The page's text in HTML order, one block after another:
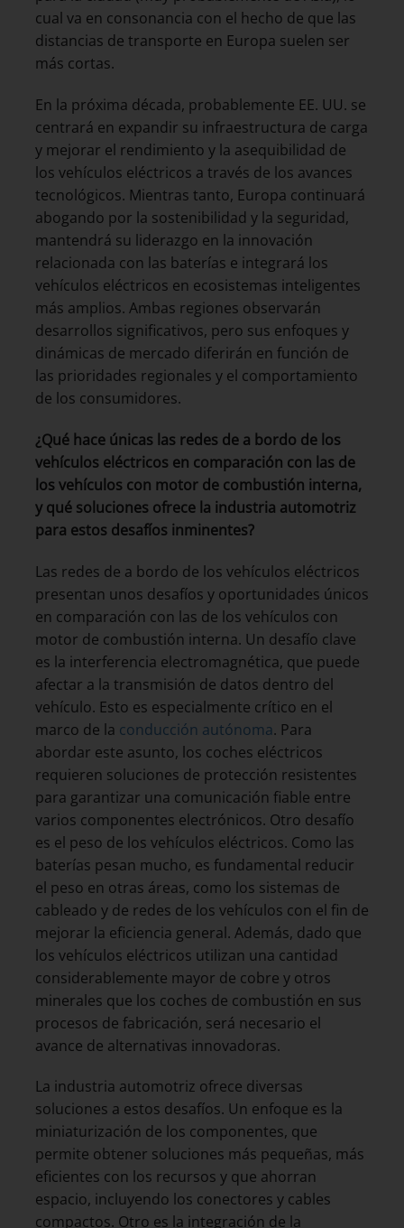
cual va en consonancia con el hecho de que las
distancias de transporte en Europa suelen ser
más cortas.
En la próxima década, probablemente EE. UU. se
centrará en expandir su infraestructura de carga
y mejorar el rendimiento y la asequibilidad de
los vehículos eléctricos a través de los avances
tecnológicos. Mientras tanto, Europa continuará
abogando por la sostenibilidad y la seguridad,
mantendrá su liderazgo en la innovación
relacionada con las baterías e integrará los
vehículos eléctricos en ecosistemas inteligentes
más amplios. Ambas regiones observarán
desarrollos significativos, pero sus enfoques y
dinámicas de mercado diferirán en función de
las prioridades regionales y el comportamiento
de los consumidores.
¿Qué hace únicas las redes de a bordo de los
vehículos eléctricos en comparación con las de
los vehículos con motor de combustión interna,
y qué soluciones ofrece la industria automotriz
para estos desafíos inminentes?
Las redes de a bordo de los vehículos eléctricos
presentan unos desafíos y oportunidades únicos
en comparación con las de los vehículos con
motor de combustión interna. Un desafío clave
es la interferencia electromagnética, que puede
afectar a la transmisión de datos dentro del
vehículo. Esto es especialmente crítico en el
marco de la conducción autónoma. Para
abordar este asunto, los coches eléctricos
requieren soluciones de protección resistentes
para garantizar una comunicación fiable entre
varios componentes electrónicos. Otro desafío
es el peso de los vehículos eléctricos. Como las
baterías pesan mucho, es fundamental reducir
el peso en otras áreas, como los sistemas de
cableado y de redes de los vehículos con el fin de
mejorar la eficiencia general. Además, dado que
los vehículos eléctricos utilizan una cantidad
considerablemente mayor de cobre y otros
minerales que los coches de combustión en sus
procesos de fabricación, será necesario el
avance de alternativas innovadoras.
La industria automotriz ofrece diversas
soluciones a estos desafíos. Un enfoque es la
miniaturización de los componentes, que
permite obtener soluciones más pequeñas, más
eficientes con los recursos y que ahorran
espacio, incluyendo los conectores y cables
compactos. Otro es la integración de la